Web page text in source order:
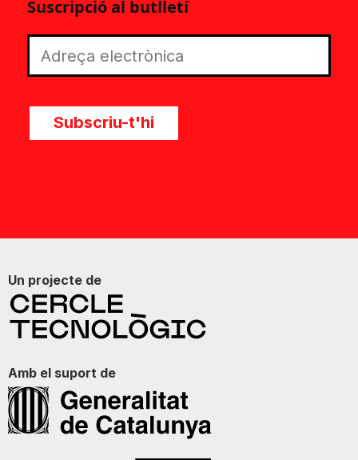
Suscripció al butlletí
Subscriu-t'hi
Un projecte de
Amb el suport de